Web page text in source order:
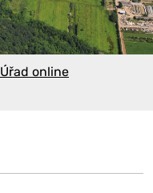
Úřad online